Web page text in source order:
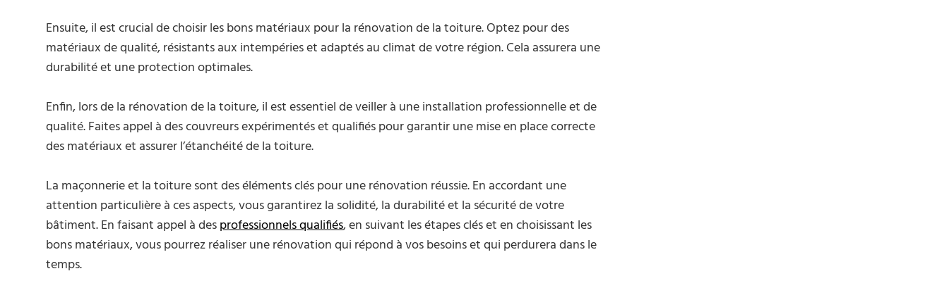
Ensuite, il est crucial de choisir les bons matériaux pour la rénovation de la toiture. Optez pour des
matériaux de qualité, résistants aux intempéries et adaptés au climat de votre région. Cela assurera une
durabilité et une protection optimales.
Enfin, lors de la rénovation de la toiture, il est essentiel de veiller à une installation professionnelle et de
qualité. Faites appel à des couvreurs expérimentés et qualifiés pour garantir une mise en place correcte
des matériaux et assurer l’étanchéité de la toiture.
La maçonnerie et la toiture sont des éléments clés pour une rénovation réussie. En accordant une
attention particulière à ces aspects, vous garantirez la solidité, la durabilité et la sécurité de votre
bâtiment. En faisant appel à desprofessionnels qualifiés, en suivant les étapes clés et en choisissant les
bons matériaux, vous pourrez réaliser une rénovation qui répond à vos besoins et qui perdurera dans le
temps.